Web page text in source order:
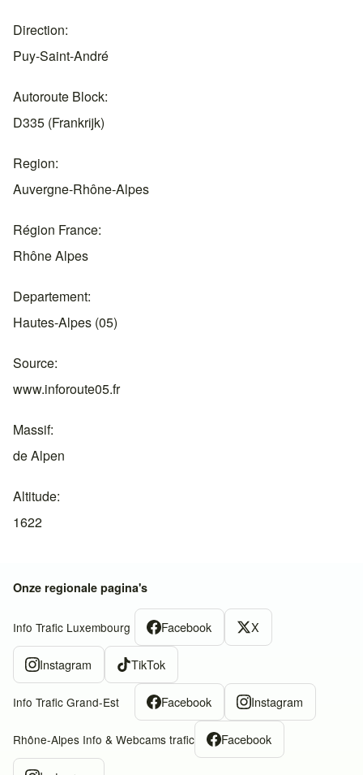
Direction
Puy-Saint-André
Autoroute Block
D335 (Frankrijk)
Region
Auvergne-Rhône-Alpes
Région France
Rhône Alpes
Departement
Hautes-Alpes (05)
Source
www.inforoute05.fr
Massif
de Alpen
Altitude
1622
Onze regionale pagina's
Info Trafic Luxembourg Facebook X
Instagram TikTok
Info Trafic Grand-Est Facebook Instagram
Rhône-Alpes Info & Webcams trafic Facebook